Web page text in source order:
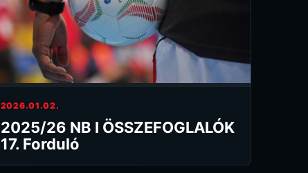
2026.01.02.
2025/26 NB I ÖSSZEFOGLALÓK
17. Forduló